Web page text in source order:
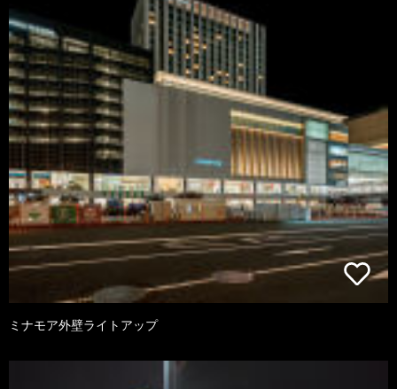
ミナモア外壁ライトアップ